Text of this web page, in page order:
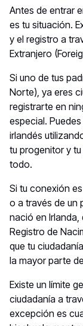
Antes de entrar
es tu situación.
y el registro a
Extranjero
Si uno de tus
Norte), ya eres
registrarte en
especial.
irlandés
tu progenitor y
todo.
Si tu conexión
o a través de un
nació en Irlanda,
Registro de
que tu
la mayor parte
Existe un límite
ciudadanía a
excepción es